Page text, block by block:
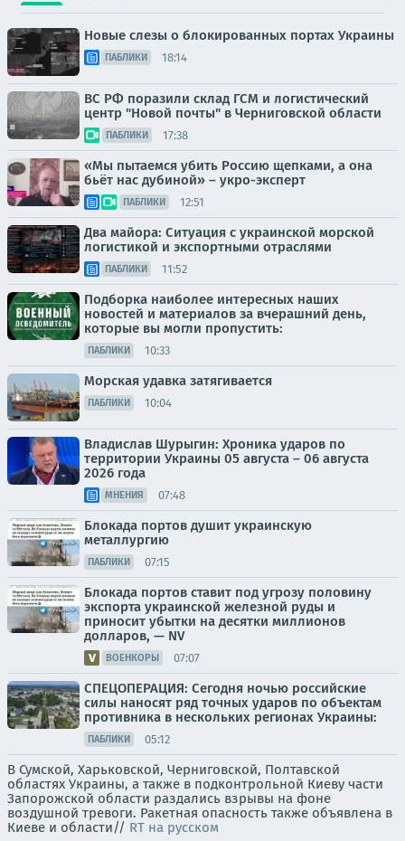
Новые слезы о блокированных портах Украины
ПАБЛИКИ 18:14
ВС РФ поразили склад ГСМ и логистический
центр "Новой почты" в Черниговской области
ПАБЛИКИ 17:38
«Мы пытаемся убить Россию щепками, а она
бьёт нас дубиной» – укро-эксперт
ПАБЛИКИ 12:51
Два майора: Ситуация с украинской морской
логистикой и экспортными отраслями
ПАБЛИКИ 11:52
Подборка наиболее интересных наших
новостей и материалов за вчерашний день,
которые вы могли пропустить:
ПАБЛИКИ 10:33
Морская удавка затягивается
ПАБЛИКИ 10:04
Владислав Шурыгин: Хроника ударов по
территории Украины 05 августа – 06 августа
2026 года
МНЕНИЯ 07:48
Блокада портов душит украинскую
металлургию
ПАБЛИКИ 07:15
Блокада портов ставит под угрозу половину
экспорта украинской железной руды и
приносит убытки на десятки миллионов
долларов, — NV
ВОЕНКОРЫ 07:07
СПЕЦОПЕРАЦИЯ: Сегодня ночью российские
силы наносят ряд точных ударов по объектам
противника в нескольких регионах Украины:
ПАБЛИКИ 05:12
В Сумской, Харьковской, Черниговской, Полтавской
областях Украины, а также в подконтрольной Киеву части
Запорожской области раздались взрывы на фоне
воздушной тревоги. Ракетная опасность также объявлена в
Киеве и области// RT на русском